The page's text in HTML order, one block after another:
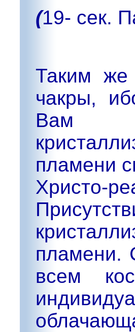
(19- сек.
Таким
чакры,
Вам
пламени
Христо-
пламени.
всем